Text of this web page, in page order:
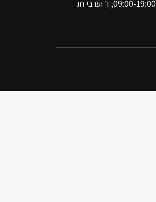
שעות פתיחה: א-ה 09:00-19:00, ו׳ וערבי חג